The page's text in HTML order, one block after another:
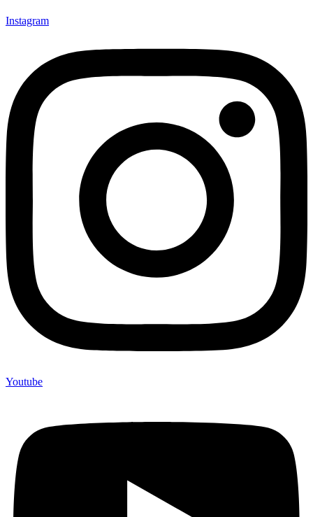
Instagram
Youtube